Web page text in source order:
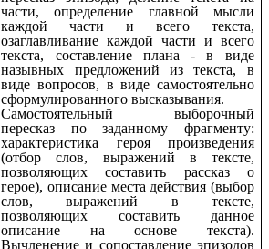
части, определение главной мысли
каждой части и всего текста,
озаглавливание каждой части и всего
текста, составление плана - в виде
назывных предложений из текста, в
виде вопросов, в виде самостоятельно
сформулированного высказывания.
Самостоятельный выборочный
пересказ по заданному фрагменту:
характеристика героя произведения
(отбор слов, выражений в тексте,
позволяющих составить рассказ о
герое), описание места действия (выбор
слов, выражений в тексте,
позволяющих составить данное
описание на основе текста).
Вычленение и сопоставление эпизодов